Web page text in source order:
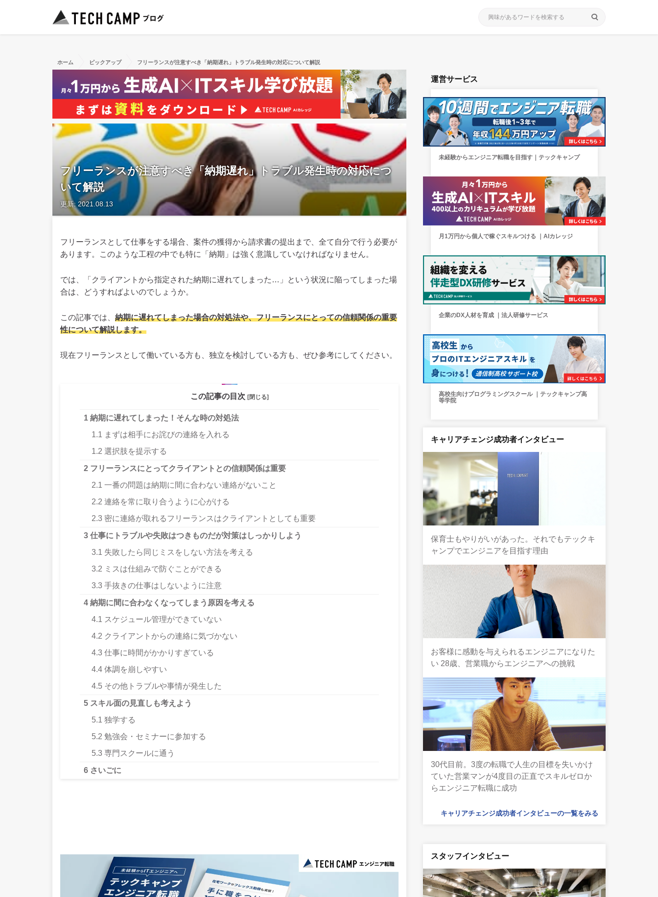
search
ホーム ピックアップ フリーランスが注意すべき「納期遅れ」トラブル発生時の対応について解説
フリーランスが注意すべき「納期遅れ」トラブル発生時の対応につ
いて解説
更新: 2021.08.13
フリーランスとして仕事をする場合、案件の獲得から請求書の提出まで、全て自分で行う必要が
あります。このような工程の中でも特に「納期」は強く意識していなければなりません。
では、「クライアントから指定された納期に遅れてしまった…」という状況に陥ってしまった場
合は、どうすればよいのでしょうか。
この記事では、 納期に遅れてしまった場合の対処法や、フリーランスにとっての信頼関係の重要
性について解説します。
現在フリーランスとして働いている方も、独立を検討している方も、ぜひ参考にしてください。
この記事の目次 [閉じる]
1 納期に遅れてしまった！そんな時の対処法
1.1 まずは相手にお詫びの連絡を入れる
1.2 選択肢を提示する
2 フリーランスにとってクライアントとの信頼関係は重要
2.1 一番の問題は納期に間に合わない連絡がないこと
2.2 連絡を常に取り合うように心がける
2.3 密に連絡が取れるフリーランスはクライアントとしても重要
3 仕事にトラブルや失敗はつきものだが対策はしっかりしよう
3.1 失敗したら同じミスをしない方法を考える
3.2 ミスは仕組みで防ぐことができる
3.3 手抜きの仕事はしないように注意
4 納期に間に合わなくなってしまう原因を考える
4.1 スケジュール管理ができていない
4.2 クライアントからの連絡に気づかない
4.3 仕事に時間がかかりすぎている
4.4 体調を崩しやすい
4.5 その他トラブルや事情が発生した
5 スキル面の見直しも考えよう
5.1 独学する
5.2 勉強会・セミナーに参加する
5.3 専門スクールに通う
6 さいごに
運営サービス
未経験からエンジニア転職を目指す｜テックキャンプ
月1万円から個人で稼ぐスキルつける ｜AIカレッジ
企業のDX人材を育成 ｜法人研修サービス
高校生向けプログラミングスクール ｜テックキャンプ高
等学院
キャリアチェンジ成功者インタビュー
保育士もやりがいがあった。それでもテックキ
ャンプでエンジニアを目指す理由
お客様に感動を与えられるエンジニアになりた
い 28歳、営業職からエンジニアへの挑戦
30代目前。3度の転職で人生の目標を失いかけ
ていた営業マンが4度目の正直でスキルゼロか
らエンジニア転職に成功
キャリアチェンジ成功者インタビューの一覧をみる
スタッフインタビュー